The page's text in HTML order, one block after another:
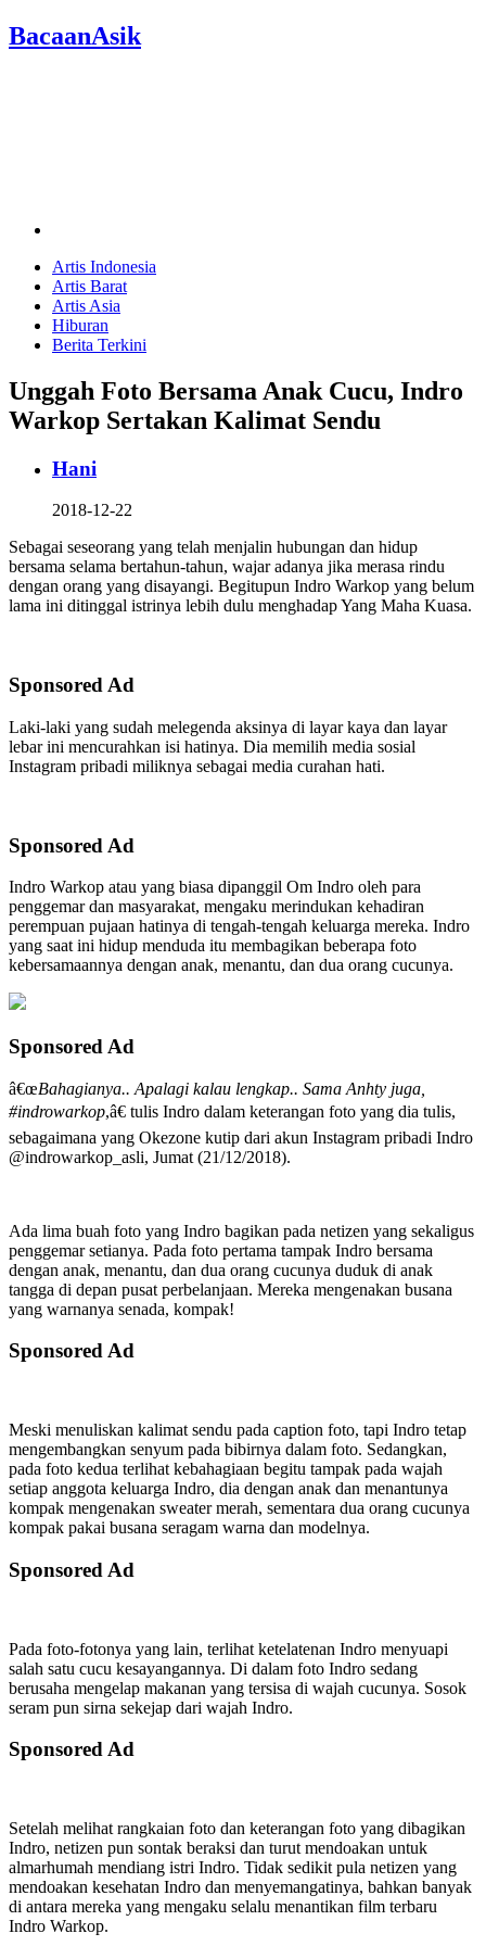
BacaanAsik
Artis Indonesia
Artis Barat
Artis Asia
Hiburan
Berita Terkini
Unggah Foto Bersama Anak Cucu, Indro
Warkop Sertakan Kalimat Sendu
Hani
2018-12-22
Sebagai seseorang yang telah menjalin hubungan dan hidup
bersama selama bertahun-tahun, wajar adanya jika merasa rindu
dengan orang yang disayangi. Begitupun Indro Warkop yang belum
lama ini ditinggal istrinya lebih dulu menghadap Yang Maha Kuasa.
Sponsored Ad
Laki-laki yang sudah melegenda aksinya di layar kaya dan layar
lebar ini mencurahkan isi hatinya. Dia memilih media sosial
Instagram pribadi miliknya sebagai media curahan hati.
Sponsored Ad
Indro Warkop atau yang biasa dipanggil Om Indro oleh para
penggemar dan masyarakat, mengaku merindukan kehadiran
perempuan pujaan hatinya di tengah-tengah keluarga mereka. Indro
yang saat ini hidup menduda itu membagikan beberapa foto
kebersamaannya dengan anak, menantu, dan dua orang cucunya.
Sponsored Ad
â€œBahagianya.. Apalagi kalau lengkap.. Sama Anhty juga,
#indrowarkop,â€ tulis Indro dalam keterangan foto yang dia tulis,
sebagaimana yang Okezone kutip dari akun Instagram pribadi Indro
@indrowarkop_asli, Jumat (21/12/2018).
Ada lima buah foto yang Indro bagikan pada netizen yang sekaligus
penggemar setianya. Pada foto pertama tampak Indro bersama
dengan anak, menantu, dan dua orang cucunya duduk di anak
tangga di depan pusat perbelanjaan. Mereka mengenakan busana
yang warnanya senada, kompak!
Sponsored Ad
Meski menuliskan kalimat sendu pada caption foto, tapi Indro tetap
mengembangkan senyum pada bibirnya dalam foto. Sedangkan,
pada foto kedua terlihat kebahagiaan begitu tampak pada wajah
setiap anggota keluarga Indro, dia dengan anak dan menantunya
kompak mengenakan sweater merah, sementara dua orang cucunya
kompak pakai busana seragam warna dan modelnya.
Sponsored Ad
Pada foto-fotonya yang lain, terlihat ketelatenan Indro menyuapi
salah satu cucu kesayangannya. Di dalam foto Indro sedang
berusaha mengelap makanan yang tersisa di wajah cucunya. Sosok
seram pun sirna sekejap dari wajah Indro.
Sponsored Ad
Setelah melihat rangkaian foto dan keterangan foto yang dibagikan
Indro, netizen pun sontak beraksi dan turut mendoakan untuk
almarhumah mendiang istri Indro. Tidak sedikit pula netizen yang
mendoakan kesehatan Indro dan menyemangatinya, bahkan banyak
di antara mereka yang mengaku selalu menantikan film terbaru
Indro Warkop.